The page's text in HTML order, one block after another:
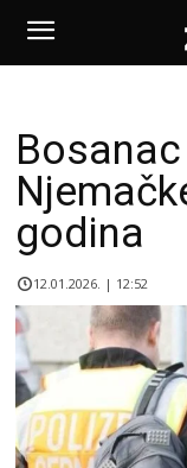
godina
12.01.2026. | 12:52